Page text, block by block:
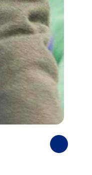
Photos
suivantes